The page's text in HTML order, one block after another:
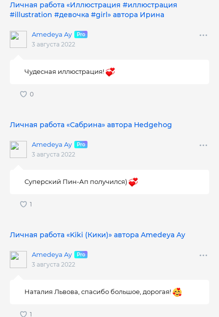
Личная работа «Иллюстрация #иллюстрация
#illustration #девочка #girl» автора Ирина
Amedeya Ay
3 августа 2022
Чудесная иллюстрация!
Личная работа «Сабрина» автора Hedgehog
Amedeya Ay
3 августа 2022
Суперский Пин-Ап получился)
Личная работа «Kiki (Кики)» автора Amedeya Ay
Amedeya Ay
3 августа 2022
Наталия Львова, спасибо большое, дорогая!